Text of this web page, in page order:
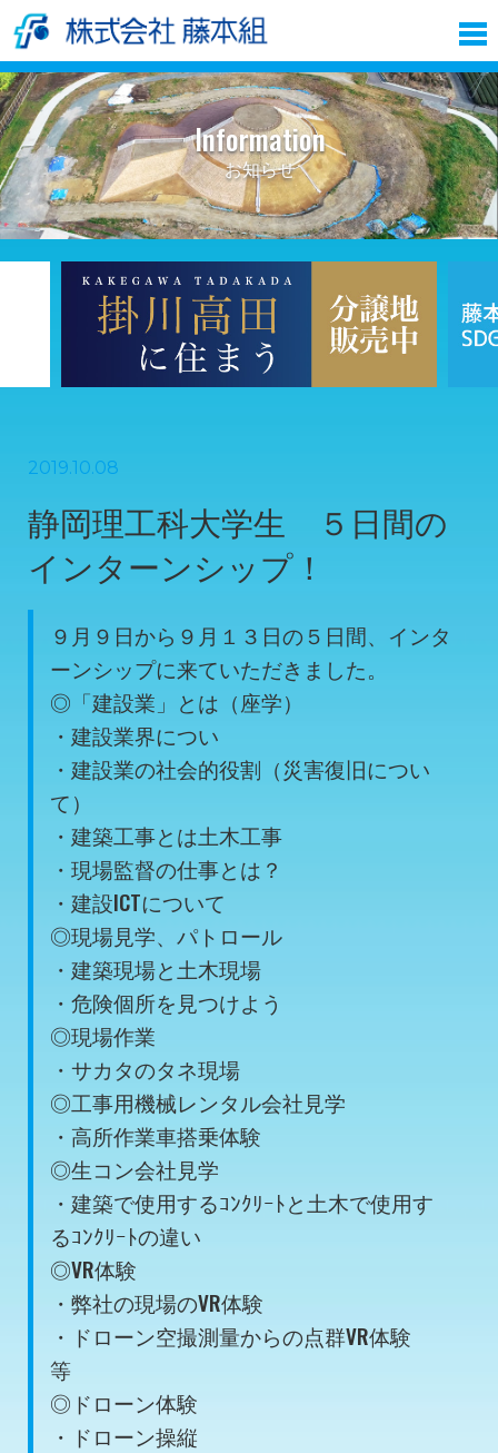
Information
お知らせ
2019.10.08
静岡理工科大学生 ５日間の
インターンシップ！
９月９日から９月１３日の５日間、インタ
ーンシップに来ていただきました。
◎「建設業」とは（座学）
・建設業界につい
・建設業の社会的役割（災害復旧につい
て）
・建築工事とは土木工事
・現場監督の仕事とは？
・建設ICTについて
◎現場見学、パトロール
・建築現場と土木現場
・危険個所を見つけよう
◎現場作業
・サカタのタネ現場
◎工事用機械レンタル会社見学
・高所作業車搭乗体験
◎生コン会社見学
・建築で使用するｺﾝｸﾘｰﾄと土木で使用す
るｺﾝｸﾘｰﾄの違い
◎VR体験
・弊社の現場のVR体験
・ドローン空撮測量からの点群VR体験
等
◎ドローン体験
・ドローン操縦